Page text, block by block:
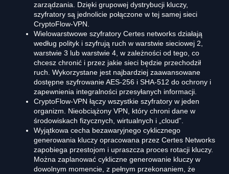
zarządzania. Dzięki grupowej dystrybucji kluczy,
szyfratory są jednolicie połączone w tej samej sieci
CryptoFlow-VPN.
Wielowarstwowe szyfratory Certes networks działają
według polityk i szyfrują ruch w warstwie sieciowej 2,
warstwie 3 lub warstwie 4, w zależności od tego, co
chcesz chronić i przez jakie sieci będzie przechodził
ruch. Wykorzystane jest najbardziej zaawansowane
dostępne szyfrowanie AES-256 i SHA-512 do ochrony i
zapewnienia integralności przesyłanych informacji.
CryptoFlow-VPN łączy wszystkie szyfratory w jeden
organizm. Nieobciążony VPN, który chroni dane w
środowiskach fizycznych, wirtualnych i „cloud”.
Wyjątkowa cecha bezawaryjnego cyklicznego
generowania kluczy opracowana przez Certes Networks
zapobiega przestojom i upraszcza proces rotacji kluczy.
Można zaplanować cykliczne generowanie kluczy w
dowolnym momencie, z pełnym przekonaniem, że